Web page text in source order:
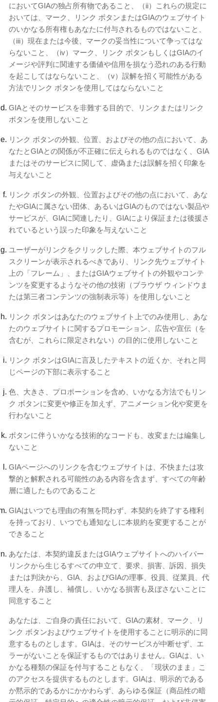
においてGIAの独占所有物であること、（ii）これらの規定に
おいては、マーク、リンク ボタンまたはGIAのウェブサイト
のいかなる所有権もあなたに付与されるものではないこと、
（iii）現在または今後、マークの妥当性について争ってはな
らないこと、（iv）マーク、リンク ボタンもしくはGIAのイ
メージや評判に関連する価値や信用を損なう恐れのある行動
を起こしてはならないこと、（v）誤解を招く可能性がある
方法でリンク ボタンを使用してはならないこと
GIAとそのサービスを非難する目的で、リンクまたはリンク
ボタンを使用しないこと
リンク ボタンの外観、位置、およびその他の点において、あ
なたとGIAとの関係が不正確に伝えられるものではなく、GIA
またはそのサービスに関して、虚偽または誤解を招く印象を
与えないこと
リンク ボタンの外観、位置およびその他の点において、あな
たやGIAに属さない団体、あるいはGIAのものではない製品や
サービスが、GIAに関連したり、GIAにより保証または後援さ
れているという誤った印象を与えないこと
ユーザーがリンクをクリックした際、本ウェブサイトのフル
スクリーンが表示されるべきであり、リンク先ウェブサイト
上の「フレーム」、またはGIAウェブサイトの外観やコンテ
ンツを変更するようなその他の技術（ブラウザ ウィンドウま
たは第三者コンテンツの強制表示等）を使用しないこと
リンク ボタンはあなたのウェブサイト上でのみ使用し、あな
たのウェブサイトに関するプロモーション、広告や宣伝（を
含むが、これらに限定されない）の目的に使用しないこと
リンク ボタンはGIAに言及したテキストの近くか、それと同
じページの下部に表示すること
色、大きさ、プロポーションを含め、いかなる方法でもリン
ク ボタンに変更や修正を加えず、アニメーション化や変更を
行わないこと
ボタンに伴ういかなる技術的なコードも、改変または編集し
ないこと
GIAページへのリンクを含むウェブサイトは、不快または攻
撃的と解釈される可能性のある内容を含まず、すべての年齢
層に適したものであること
GIAはいつでも理由の有無を問わず、本契約を終了する権利
を持っており、いつでも通知なしに本規約を変更することが
できること
あなたは、本契約違反またはGIAウェブサイトへのハイパー
リンクから生じるすべての申立て、要求、損害、訴因、損失
または判決から、GIA、およびGIAの理事、役員、従業員、代
理人を、弁護し、補償し、いかなる損害も及ぼさないことに
同意すること
あなたは、ご自身の責任において、GIAの素材、マーク、リ
ンク ボタンおよびウェブサイトを使用することに明示的に同
意するものとします。GIAは、そのサービスが中断せず、エ
ラーがないことを保証するものではありません。GIAは、い
かなる種類の保証を付与することもなく、「現状のまま」こ
のアクセ​​スを提供するものとします。GIAは、明示的である
か黙示的であるかにかかわらず、あらゆる保証（商品性の暗